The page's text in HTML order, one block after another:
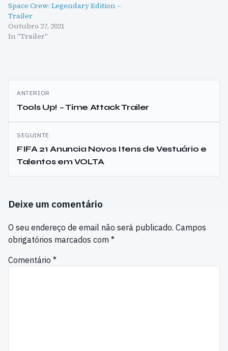
Space Crew: Legendary Edition –
Trailer
Outubro 27, 2021
In "Trailer"
Navegação
de
artigos
ANTERIOR
Tools Up! – Time Attack Trailer
SEGUINTE
FIFA 21 Anuncia Novos Itens de Vestuário e
Talentos em VOLTA
Deixe um comentário
O seu endereço de email não será publicado. Campos
obrigatórios marcados com *
Comentário *